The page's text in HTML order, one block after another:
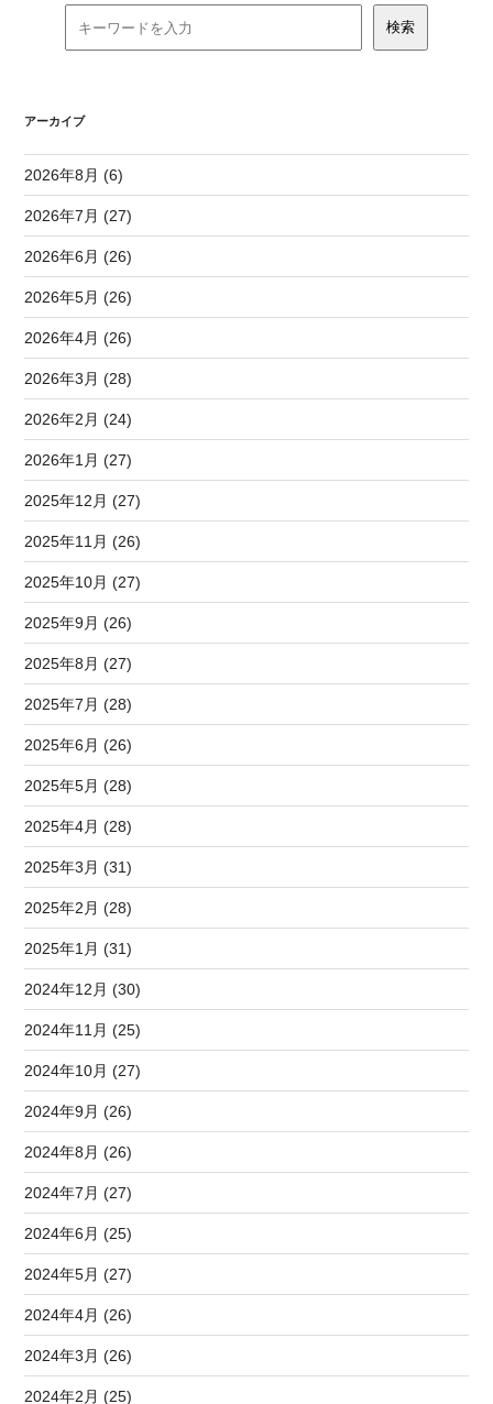
アーカイブ
2026年8月 (6)
2026年7月 (27)
2026年6月 (26)
2026年5月 (26)
2026年4月 (26)
2026年3月 (28)
2026年2月 (24)
2026年1月 (27)
2025年12月 (27)
2025年11月 (26)
2025年10月 (27)
2025年9月 (26)
2025年8月 (27)
2025年7月 (28)
2025年6月 (26)
2025年5月 (28)
2025年4月 (28)
2025年3月 (31)
2025年2月 (28)
2025年1月 (31)
2024年12月 (30)
2024年11月 (25)
2024年10月 (27)
2024年9月 (26)
2024年8月 (26)
2024年7月 (27)
2024年6月 (25)
2024年5月 (27)
2024年4月 (26)
2024年3月 (26)
2024年2月 (25)